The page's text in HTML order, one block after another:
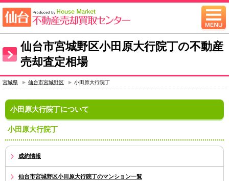
仙台市宮城野区小田原大行院丁の不動産
売却査定相場
宮城県 仙台市宮城野区 小田原大行院丁
小田原大行院丁について
小田原大行院丁
成約情報
仙台市宮城野区小田原大行院丁のマンション一覧